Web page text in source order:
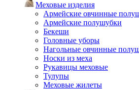
Меховые изделия
Армейские овчинные
Армейские полушубки
Бекеши
Головные уборы
Нагольные овчинные
Носки из меха
Рукавицы меховые
Тулупы
Меховые жилеты